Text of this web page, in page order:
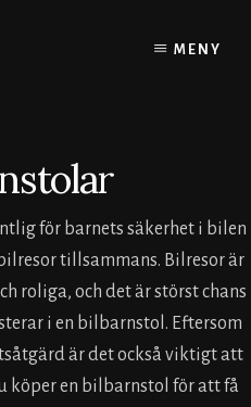
MENY
för barnets säkerhet i bilen
tillsammans. Bilresor är
roliga, och det är störst chans
i en bilbarnstol. Eftersom
är det också viktigt att
köper en bilbarnstol för att få